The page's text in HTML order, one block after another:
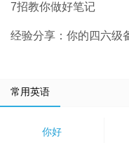
7招教你做好笔记
经验分享：你的四六级
常用英语
你好